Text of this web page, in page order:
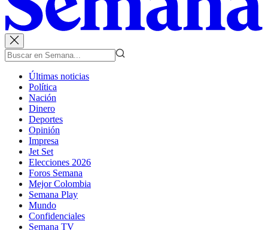
Últimas noticias
Política
Nación
Dinero
Deportes
Opinión
Impresa
Jet Set
Elecciones 2026
Foros Semana
Mejor Colombia
Semana Play
Mundo
Confidenciales
Semana TV